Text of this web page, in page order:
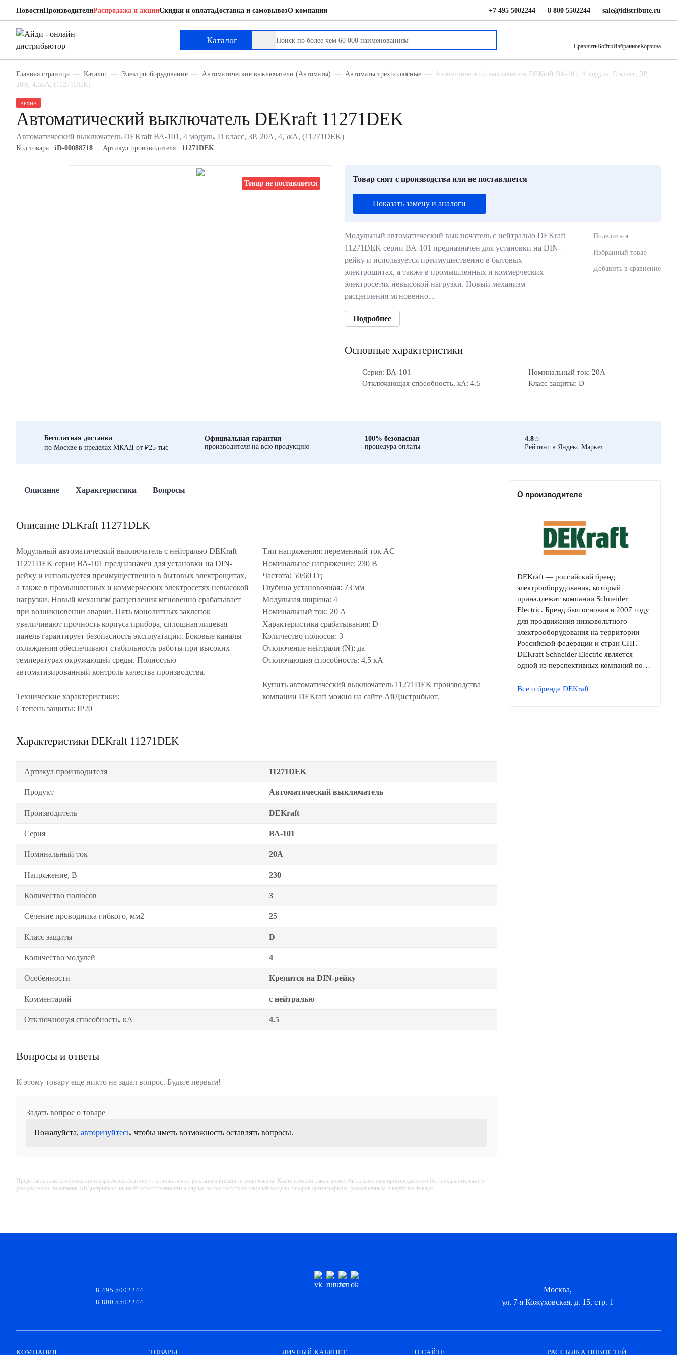
НовостиПроизводителиРаспродажа и акцииСкидки и оплатаДоставка и самовывозО компании +7 495 5002244 8 800 5502244 sale@idistribute.ru
Каталог
СравнитьВойтиИзбранноеКорзина
Главная страница Каталог Электрооборудование Автоматические выключатели (Автоматы) Автоматы трёхполюсные
Автоматический выключатель DEKraft ВА-101, 4 модуль, D класс, 3P,
20А, 4,5кА, (11271DEK)
Товар не поставляется
АРХИВ
Автоматический выключатель DEKraft 11271DEK
Автоматический выключатель DEKraft ВА-101, 4 модуль, D класс, 3P, 20А, 4,5кА, (11271DEK)
Код товара: iD-00088718 Артикул производителя: 11271DEK
Товар снят с производства или не поставляется
Показать замену и аналоги
Модульный автоматический выключатель с нейтралью DEKraft
11271DEK серии ВА-101 предназначен для установки на DIN-
рейку и используется преимущественно в бытовых
электрощитах, а также в промышленных и коммерческих
электросетях невысокой нагрузки. Новый механизм
расцепления мгновенно…
Подробнее
Поделиться
Избранный товар
Добавить в сравнение
Основные характеристики
Серия: ВА-101
Номинальный ток: 20А
Отключающая способность, кА: 4.5
Класс защиты: D
Бесплатная доставка
по Москве в пределах МКАД от ₽25 тыс
Официальная гарантия
производителя на всю продукцию
100% безопасная
процедура оплаты
4.8☆
Рейтинг в Яндекс.Маркет
Описание Характеристики Вопросы
Описание DEKraft 11271DEK
Модульный автоматический выключатель с нейтралью DEKraft
11271DEK серии ВА-101 предназначен для установки на DIN-
рейку и используется преимущественно в бытовых электрощитах,
а также в промышленных и коммерческих электросетях невысокой
нагрузки. Новый механизм расцепления мгновенно срабатывает
при возникновении аварии. Пять монолитных заклепок
увеличивают прочность корпуса прибора, сплошная лицевая
панель гарантирует безопасность эксплуатации. Боковые каналы
охлаждения обеспечивают стабильность работы при высоких
температурах окружающей среды. Полностью
автоматизированный контроль качества производства.
Технические характеристики:
Степень защиты: IP20
Тип напряжения: переменный ток AC
Номинальное напряжение: 230 В
Частота: 50/60 Гц
Глубина установочная: 73 мм
Модульная ширина: 4
Номинальный ток: 20 А
Характеристика срабатывания: D
Количество полюсов: 3
Отключение нейтрали (N): да
Отключающая способность: 4,5 кА
Купить автоматический выключатель 11271DEK производства
компании DEKraft можно на сайте АйДистрибьют.
Характеристики DEKraft 11271DEK
Артикул производителя 11271DEK
Продукт Автоматический выключатель
Производитель DEKraft
Серия ВА-101
Номинальный ток 20А
Напряжение, В 230
Количество полюсов 3
Сечение проводника гибкого, мм2 25
Класс защиты D
Количество модулей 4
Особенности Крепится на DIN-рейку
Комментарий с нейтралью
Отключающая способность, кА 4.5
Вопросы и ответы
К этому товару еще никто не задал вопрос. Будьте первым!
Задать вопрос о товаре
Пожалуйста, авторизуйтесь, чтобы иметь возможность оставлять вопросы.
Представленные изображения и характеристики могут отличаться от реального внешнего вида товара. Комплектация также может быть изменена производителем без предварительного
уведомления. Компания АйДистрибьют не несёт ответственности в случае не соответствия текущей модели товаров фотографиям, размещённым в карточке товара.
О производителе
DEKraft — российский бренд
электрооборудования, который
принадлежит компании Schneider
Electric. Бренд был основан в 2007 году
для продвижения низковольтного
электрооборудования на территории
Российской федерации и стран СНГ.
DEKraft Schneider Electric является
одной из перспективных компаний по…
Всё о бренде DEKraft
DEKraft 11271DEK
Автоматический выключатель
8 495 5002244
8 800 5502244
Москва,
ул. 7-я Кожуховская, д. 15, стр. 1
КОМПАНИЯ ТОВАРЫ ЛИЧНЫЙ КАБИНЕТ О САЙТЕ РАССЫЛКА НОВОСТЕЙ